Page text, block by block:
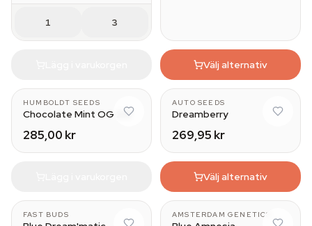
1 3
Välj alternativ
HUMBOLDT SEEDS
Chocolate Mint OG 2.0
285,00 kr
AUTO SEEDS
Dreamberry
269,95 kr
Välj alternativ
FAST BUDS AMSTERDAM GENETICS